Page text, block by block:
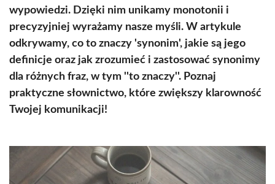
wypowiedzi. Dzięki nim unikamy monotonii i
precyzyjniej wyrażamy nasze myśli. W artykule
odkrywamy, co to znaczy 'synonim', jakie są jego
definicje oraz jak zrozumieć i zastosować synonimy
dla różnych fraz, w tym ''to znaczy''. Poznaj
praktyczne słownictwo, które zwiększy klarowność
Twojej komunikacji!